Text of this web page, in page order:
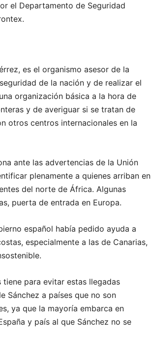
el Departamento de Seguridad
es el organismo asesor de la
de la nación y de realizar el
organización básica a la hora de
y de averiguar si se tratan de
otros centros internacionales en la
ante las advertencias de la Unión
plenamente a quienes arriban en
del norte de África. Algunas
puerta de entrada en Europa.
español había pedido ayuda a
especialmente a las de Canarias,
para evitar estas llegadas
Sánchez a países que no son
ya que la mayoría embarca en
y país al que Sánchez no se